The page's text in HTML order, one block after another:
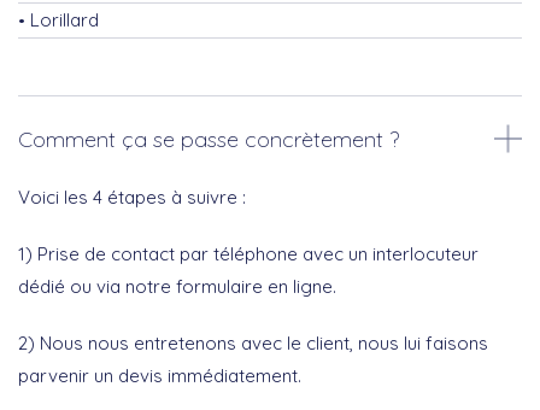
Lorillard
Comment ça se passe concrètement ?
Voici les 4 étapes à suivre :
1) Prise de contact par téléphone avec un interlocuteur
dédié ou via notre formulaire en ligne.
2) Nous nous entretenons avec le client, nous lui faisons
parvenir un devis immédiatement.